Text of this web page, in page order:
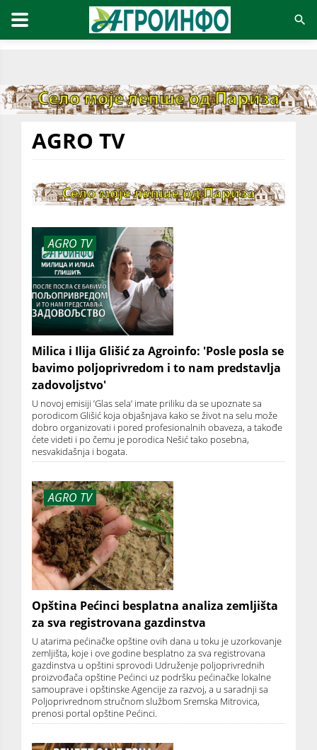
AGRO TV
AGRO TV
Milica i Ilija Glišić za Agroinfo: 'Posle posla se
bavimo poljoprivredom i to nam predstavlja
zadovoljstvo'
U novoj emisiji ’Glas sela’ imate priliku da se upoznate sa
porodicom Glišić koja objašnjava kako se život na selu može
dobro organizovati i pored profesionalnih obaveza, a takođe
ćete videti i po čemu je porodica Nešić tako posebna,
nesvakidašnja i bogata.
AGRO TV
Opština Pećinci besplatna analiza zemljišta
za sva registrovana gazdinstva
U atarima pećinačke opštine ovih dana u toku je uzorkovanje
zemljišta, koje i ove godine besplatno za sva registrovana
gazdinstva u opštini sprovodi Udruženje poljoprivrednih
proizvođača opštine Pećinci uz podršku pećinačke lokalne
samouprave i opštinske Agencije za razvoj, a u saradnji sa
Poljoprivrednom stručnom službom Sremska Mitrovica,
prenosi portal opštine Pećinci.